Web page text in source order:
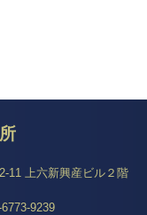
11 上六新興産ビル２階
9239